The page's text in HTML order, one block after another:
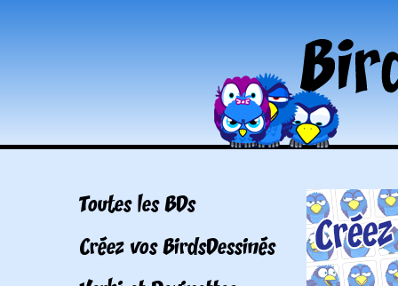
Toutes les BDs
Créez vos BirdsDessinés